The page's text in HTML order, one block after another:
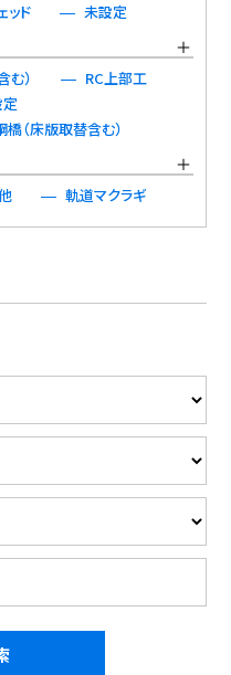
ッド
未設定
む）
RC上部工
橋（床版取替含む）
軌道マクラギ